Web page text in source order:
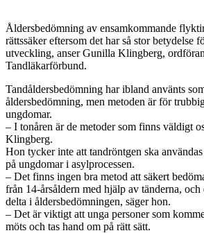
Åldersbedömning av ensamkommande
rättssäker eftersom det har så stor betydelse
utveckling, anser Gunilla Klingberg,
Tandläkarförbund.
Tandåldersbedömning har ibland använts
åldersbedömning, men metoden är för
ungdomar.
– I tonåren är de metoder som finns väldigt
Klingberg.
Hon tycker inte att tandröntgen ska
på ungdomar i asylprocessen.
– Det finns ingen bra metod att säkert
från 14-årsåldern med hjälp av tänderna, och
delta i åldersbedömningen, säger hon.
– Det är viktigt att unga personer som
möts och tas hand om på rätt sätt.